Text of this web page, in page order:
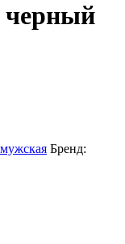
черный
Бренд: